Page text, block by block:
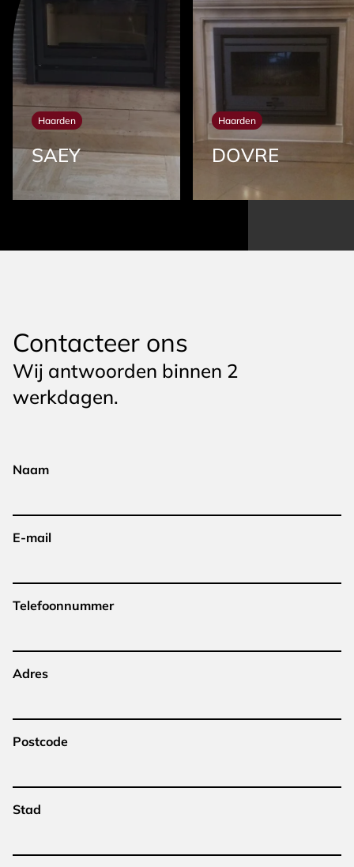
Haarden
SAEY
Haarden
DOVRE
Contacteer ons
Wij antwoorden binnen 2
werkdagen.
Naam
E-mail
Telefoonnummer
Adres
Postcode
Stad